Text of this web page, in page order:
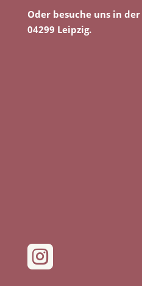
Oder besuche uns in
04299 Leipzig.
